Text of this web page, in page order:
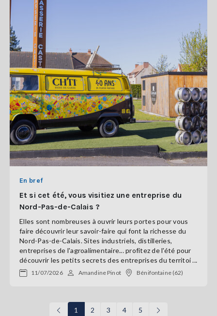
En bref
Et si cet été, vous visitiez une entreprise du
Nord-Pas-de-Calais ?
Elles sont nombreuses à ouvrir leurs portes pour vous
faire découvrir leur savoir-faire qui font la richesse du
Nord-Pas-de-Calais. Sites industriels, distilleries,
entreprises de l'agroalimentaire... profitez de l'été pour
découvrir les petits secrets des entreprises du territoi ...
11/07/2026 Amandine Pinot Bénifontaine (62)
1 2 3 4 5